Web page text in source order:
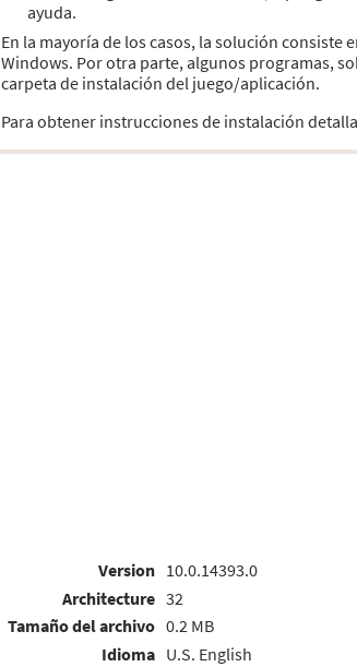
ayuda.
En la mayoría de los casos, la solución consiste
Windows. Por otra parte, algunos programas,
carpeta de instalación del juego/aplicación.
Para obtener instrucciones de instalación
Version
Architecture
Tamaño del archivo
Idioma
10.0.14393.0
32
0.2 MB
U.S. English